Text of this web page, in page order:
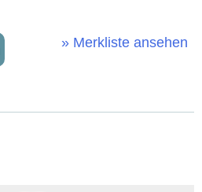
» Merkliste ansehen